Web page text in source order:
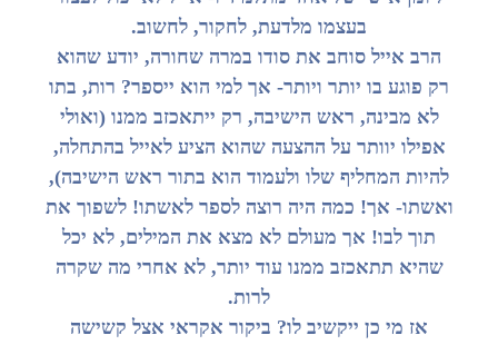
בעצמו מלדעת, לחקור, לחשוב.
הרב אייל סוחב את סודו במרה שחורה, יודע שהוא
רק פוגע בו יותר ויותר- אך למי הוא ייספר? רות, בתו
לא מבינה, ראש הישיבה, רק ייתאכזב ממנו (ואולי
אפילו יוותר על ההצעה שהוא הציע לאייל בהתחלה,
להיות המחליף שלו ולעמוד הוא בתור ראש הישיבה),
ואשתו- אך! כמה היה רוצה לספר לאשתו! לשפוך את
תוך לבו! אך מעולם לא מצא את המילים, לא יכל
שהיא תתאכזב ממנו עוד יותר, לא אחרי מה שקרה
לרות.
אז מי כן ייקשיב לו? ביקור אקראי אצל קשישה